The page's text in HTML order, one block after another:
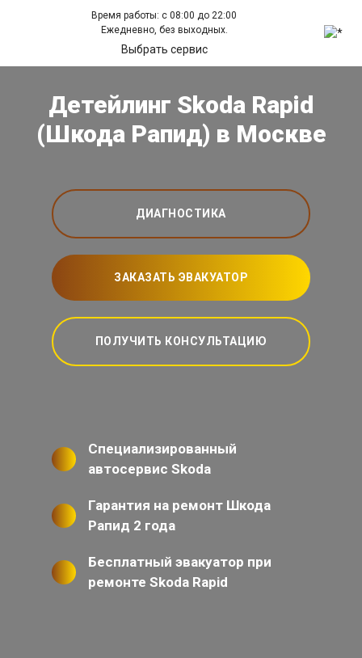
Время работы: с 08:00 до 22:00
Ежедневно, без выходных.
Выбрать сервис
Детейлинг Skoda Rapid
(Шкода Рапид) в Москве
ДИАГНОСТИКА
ЗАКАЗАТЬ ЭВАКУАТОР
ПОЛУЧИТЬ КОНСУЛЬТАЦИЮ
Специализированный
автосервис Skoda
Гарантия на ремонт Шкода
Рапид 2 года
Бесплатный эвакуатор при
ремонте Skoda Rapid